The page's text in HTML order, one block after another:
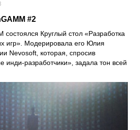
#2
состоялся Круглый стол «Разработка
игр». Модерировала его Юлия
Nevosoft, которая, спросив
инди-разработчики», задала тон всей